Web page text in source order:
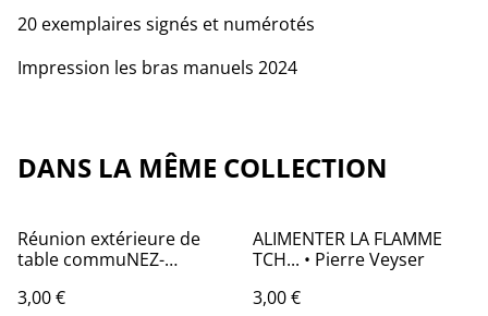
20 exemplaires signés et numérotés
Impression les bras manuels 2024
DANS LA MÊME COLLECTION
Réunion extérieure de
table commuNEZ-
intervention souterraine •
3,00 €
ALIMENTER LA FLAMME
TCH... • Pierre Veyser
3,00 €